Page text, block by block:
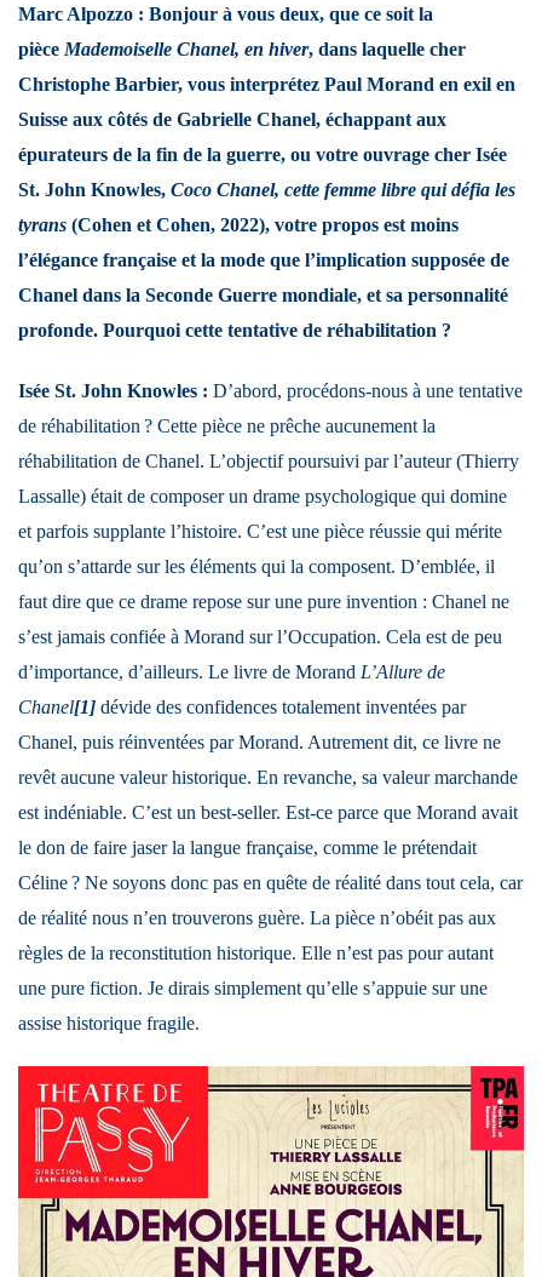
Marc Alpozzo : Bonjour à vous deux, que ce soit la
pièce Mademoiselle Chanel, en hiver, dans laquelle cher
Christophe Barbier, vous interprétez Paul Morand en exil en
Suisse aux côtés de Gabrielle Chanel, échappant aux
épurateurs de la fin de la guerre, ou votre ouvrage cher Isée
St. John Knowles, Coco Chanel, cette femme libre qui défia les
tyrans (Cohen et Cohen, 2022), votre propos est moins
l’élégance française et la mode que l’implication supposée de
Chanel dans la Seconde Guerre mondiale, et sa personnalité
profonde. Pourquoi cette tentative de réhabilitation ?
Isée St. John Knowles : D’abord, procédons-nous à une tentative
de réhabilitation ? Cette pièce ne prêche aucunement la
réhabilitation de Chanel. L’objectif poursuivi par l’auteur (Thierry
Lassalle) était de composer un drame psychologique qui domine
et parfois supplante l’histoire. C’est une pièce réussie qui mérite
qu’on s’attarde sur les éléments qui la composent. D’emblée, il
faut dire que ce drame repose sur une pure invention : Chanel ne
s’est jamais confiée à Morand sur l’Occupation. Cela est de peu
d’importance, d’ailleurs. Le livre de Morand L’Allure de
Chanel[1] dévide des confidences totalement inventées par
Chanel, puis réinventées par Morand. Autrement dit, ce livre ne
revêt aucune valeur historique. En revanche, sa valeur marchande
est indéniable. C’est un best-seller. Est-ce parce que Morand avait
le don de faire jaser la langue française, comme le prétendait
Céline ? Ne soyons donc pas en quête de réalité dans tout cela, car
de réalité nous n’en trouverons guère. La pièce n’obéit pas aux
règles de la reconstitution historique. Elle n’est pas pour autant
une pure fiction. Je dirais simplement qu’elle s’appuie sur une
assise historique fragile.